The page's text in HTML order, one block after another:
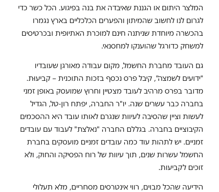
המלצר היתום או הגננת שאיבדה את בנה בפיגוע. הכל כשר כדי
לגרום לנו לחשוב שהמיתון והפערים הכלכליים בארץ נגמרו
בהכשרה מיוחדת שניתנה חינם למוכרת האתיופית ובכרטיסים
למשחק כדורגל שהוענקו למחסנאי.
גם העובד מחברת החשמל, מקום עבודה מאורגן שעובדיו
"ידועים לשמצה", קיבל פרס נכסף בזכות התוכנית – קביעוּת.
מדובר בפרס מרהיב לעובד מצטיין וחרוץ שמועסק באופן זמני
בחברה כבר עשרים שנה. יו"ר החברה, יפתח רון-טל, הגדיל
לעשות וציין שהסיבה לעיוות שנגרם לאותו עובד היא ההסכמים
הקיבוציים בחברה. בגללם החברה "נאלצת" לעבוד עם עובדים
זמניים. יש לתהות עוד כמה עובדים זמניים מועסקים בחברת
החשמל עשרות שנים, תוך עיוות של רוח הפסיקה והחוק, ולא
זוכים לקביעות.
הידיעה שהכל מבוים, רווי אינטרסים מסחריים, מלא תעלולי